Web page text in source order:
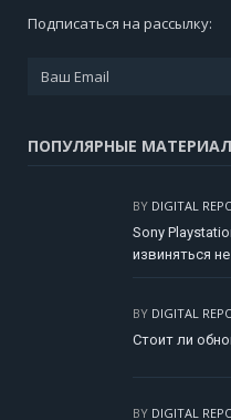
Подписаться на рассылку:
ПОПУЛЯРНЫЕ
BY DIGITAL
Sony
извиняться
BY DIGITAL
Стоит ли
BY DIGITAL